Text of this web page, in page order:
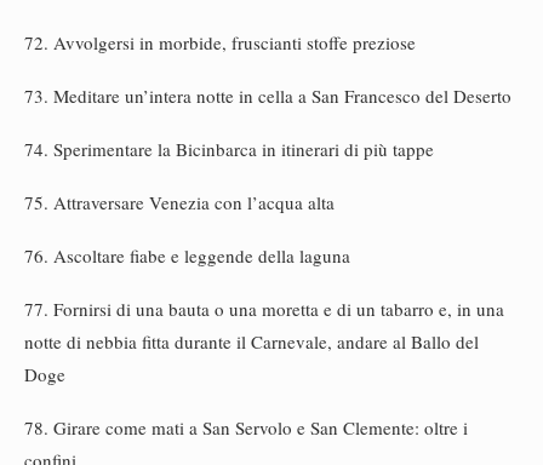
72. Avvolgersi in morbide, fruscianti stoffe preziose
73. Meditare un’intera notte in cella a San Francesco del Deserto
74. Sperimentare la Bicinbarca in itinerari di più tappe
75. Attraversare Venezia con l’acqua alta
76. Ascoltare fiabe e leggende della laguna
77. Fornirsi di una bauta o una moretta e di un tabarro e, in una
notte di nebbia fitta durante il Carnevale, andare al Ballo del
Doge
78. Girare come mati a San Servolo e San Clemente: oltre i
confini…